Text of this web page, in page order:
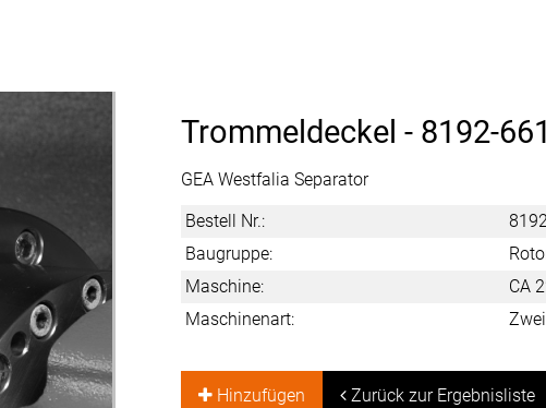
Trommeldeckel - 8192-
GEA Westfalia Separator
Bestell Nr.:
Baugruppe:
Maschine:
CA
Maschinenart:
Hinzufügen Zurück zur Ergebnisliste